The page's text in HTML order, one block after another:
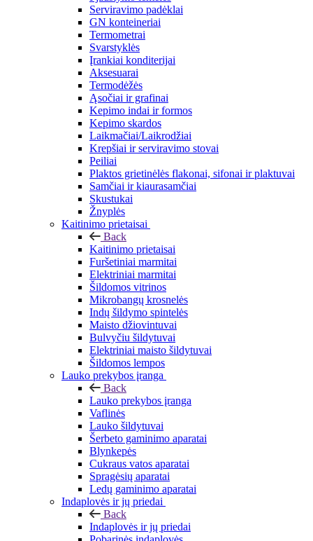
Serviravimo padėklai
GN konteineriai
Termometrai
Svarstyklės
Įrankiai konditerijai
Aksesuarai
Termodėžės
Ąsočiai ir grafinai
Kepimo indai ir formos
Kepimo skardos
Laikmačiai/Laikrodžiai
Krepšiai ir serviravimo stovai
Peiliai
Plaktos grietinėlės flakonai, sifonai ir plaktuvai
Samčiai ir kiaurasamčiai
Skustukai
Žnyplės
Kaitinimo prietaisai
Back
Kaitinimo prietaisai
Furšetiniai marmitai
Elektriniai marmitai
Šildomos vitrinos
Mikrobangų krosnelės
Indų šildymo spintelės
Maisto džiovintuvai
Bulvyčiu šildytuvai
Elektriniai maisto šildytuvai
Šildomos lempos
Lauko prekybos įranga
Back
Lauko prekybos įranga
Vaflinės
Lauko šildytuvai
Šerbeto gaminimo aparatai
Blynkepės
Cukraus vatos aparatai
Spragėsių aparatai
Ledų gaminimo aparatai
Indaplovės ir jų priedai
Back
Indaplovės ir jų priedai